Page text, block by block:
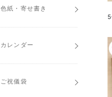
5
色紙・寄せ書き
カレンダー
ご祝儀袋